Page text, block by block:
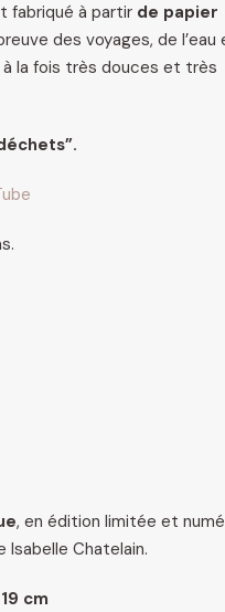
fabriqué à partir de papier
des voyages, de l’eau
la fois très douces et très
, en édition limitée et
Isabelle Chatelain.
cm